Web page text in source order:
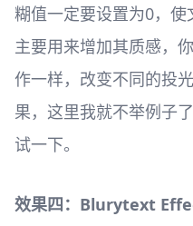
糊值一定要设置为0，使
主要用来增加其质感，
作一样，改变不同的投
果，这里我就不举例子
试一下。
效果四：Blurytext